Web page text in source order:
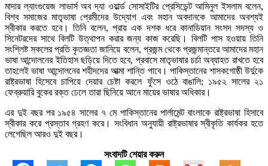
মাদার ল্যাংগুয়েজ লাভার্স অব দ্যা ওয়ার্ল্ড সোসাইটির প্রেসিডেন্ট আমিনুল ইসলাম বলেন,
বিশ্ব সমাজের মাতৃভাষা প্রেমীদের উদ্যোগ এবং মহান অবদানকে আমাদের অবশ্যই
স্বীকার করতে হবে। তিনি বলেন, প্রায় এক দশক ধরে কানাডিয়ান সংসদ সদস্য ও
সিনেটরদের সাথে বিলটি উত্থাপন করার জন্য কাজ করেছি। বিলটি পাস হওয়ায় তিনি
সংশ্লিষ্ট সকলের প্রতি কৃতজ্ঞতা জানিয়ে বলেন, প্রজন্ম থেকে প্রজন্মান্তরে আমাদের মহান
ভাষা আন্দোলনের ইতিহাস ছড়িয়ে দিতে হবে, প্রবাসে মাতৃভাষার চর্চা অব্যাহত রাখতে হবে
তাহলেই ভাষা আন্দোলনের শহীদদের আত্মা শান্তি পাবে। পাকিস্তানের শাসকগোষ্ঠী উর্দুকে
রাষ্ট্রভাষা হিসেবে চাপিয়ে দেয়ার চেষ্টা করলে ফুঁসে ওঠে বাঙালি; ১৯৫২ সালের ২১
ফেব্রুয়ারি বুকের রক্ত ঢেলে তারা ছিনিয়ে আনে মায়ের ভাষার অধিকার।
এর দুই বছর পর ১৯৫৪ সালের ৭ মে পাকিস্তানের পার্লামেন্ট বাংলাকে রাষ্ট্রভাষা হিসাবে
স্বীকার করে প্রস্তাব গ্রহণ করে। সংবিধান অনুযায়ী রাষ্ট্রভাষার স্বীকৃতি কার্যকর হতে
লেগেছিল আরও দুই বছর।
সংবাদটি শেয়ার করুন